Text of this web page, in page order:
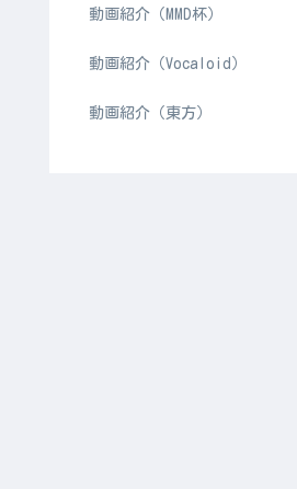
動画紹介（MMD杯）
動画紹介（Vocaloid）
動画紹介（東方）